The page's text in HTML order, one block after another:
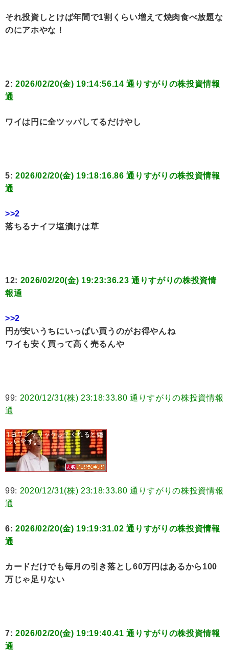
それ投資しとけば年間で1割くらい増えて焼肉食べ放題な
のにアホやな！
2: 2026/02/20(金) 19:14:56.14 通りすがりの株投資情報
通
ワイは円に全ツッパしてるだけやし
5: 2026/02/20(金) 19:18:16.86 通りすがりの株投資情報
通
>>2
落ちるナイフ塩漬けは草
12: 2026/02/20(金) 19:23:36.23 通りすがりの株投資情
報通
>>2
円が安いうちにいっぱい買うのがお得やんね
ワイも安く買って高く売るんや
99: 2020/12/31(株) 23:18:33.80 通りすがりの株投資情報
通
99: 2020/12/31(株) 23:18:33.80 通りすがりの株投資情報
通
6: 2026/02/20(金) 19:19:31.02 通りすがりの株投資情報
通
カードだけでも毎月の引き落とし60万円はあるから100
万じゃ足りない
7: 2026/02/20(金) 19:19:40.41 通りすがりの株投資情報
通